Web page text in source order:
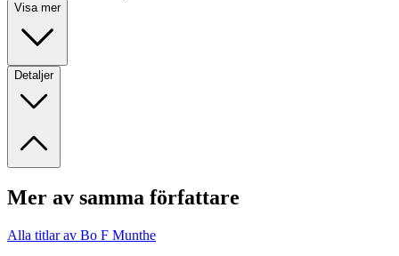
Visa mer
Detaljer
Mer av samma författare
Alla titlar av Bo F Munthe